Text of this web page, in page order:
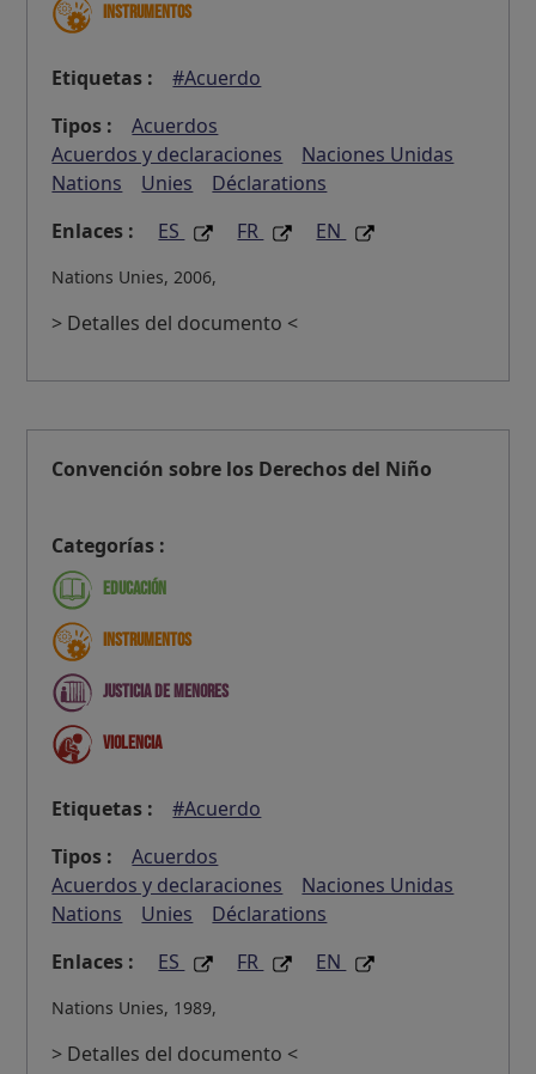
Instrumentos
Etiquetas :
#Acuerdo
Tipos :
Acuerdos
Acuerdos y declaraciones
Naciones Unidas
Nations
Unies
Déclarations
Enlaces :
ES FR EN
Nations Unies, 2006,
> Detalles del documento <
Convención sobre los Derechos del Niño
Categorías :
Educación
Instrumentos
Justicia de menores
Violencia
Etiquetas :
#Acuerdo
Tipos :
Acuerdos
Acuerdos y declaraciones
Naciones Unidas
Nations
Unies
Déclarations
Enlaces :
ES FR EN
Nations Unies, 1989,
> Detalles del documento <